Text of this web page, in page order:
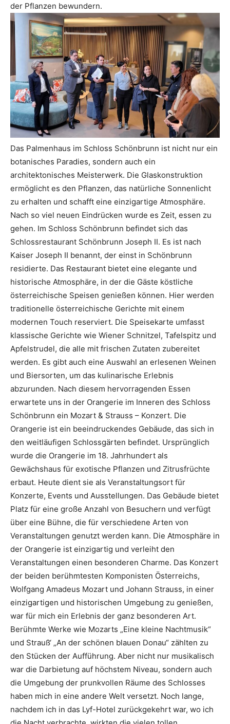
der Pflanzen bewundern.
Das Palmenhaus im Schloss Schönbrunn ist nicht nur ein
botanisches Paradies, sondern auch ein
architektonisches Meisterwerk. Die Glaskonstruktion
ermöglicht es den Pflanzen, das natürliche Sonnenlicht
zu erhalten und schafft eine einzigartige Atmosphäre.
Nach so viel neuen Eindrücken wurde es Zeit, essen zu
gehen. Im Schloss Schönbrunn befindet sich das
Schlossrestaurant Schönbrunn Joseph II. Es ist nach
Kaiser Joseph II benannt, der einst in Schönbrunn
residierte. Das Restaurant bietet eine elegante und
historische Atmosphäre, in der die Gäste köstliche
österreichische Speisen genießen können. Hier werden
traditionelle österreichische Gerichte mit einem
modernen Touch reserviert. Die Speisekarte umfasst
klassische Gerichte wie Wiener Schnitzel, Tafelspitz und
Apfelstrudel, die alle mit frischen Zutaten zubereitet
werden. Es gibt auch eine Auswahl an erlesenen Weinen
und Biersorten, um das kulinarische Erlebnis
abzurunden. Nach diesem hervorragenden Essen
erwartete uns in der Orangerie im Inneren des Schloss
Schönbrunn ein Mozart & Strauss – Konzert. Die
Orangerie ist ein beeindruckendes Gebäude, das sich in
den weitläufigen Schlossgärten befindet. Ursprünglich
wurde die Orangerie im 18. Jahrhundert als
Gewächshaus für exotische Pflanzen und Zitrusfrüchte
erbaut. Heute dient sie als Veranstaltungsort für
Konzerte, Events und Ausstellungen. Das Gebäude bietet
Platz für eine große Anzahl von Besuchern und verfügt
über eine Bühne, die für verschiedene Arten von
Veranstaltungen genutzt werden kann. Die Atmosphäre in
der Orangerie ist einzigartig und verleiht den
Veranstaltungen einen besonderen Charme. Das Konzert
der beiden berühmtesten Komponisten Österreichs,
Wolfgang Amadeus Mozart und Johann Strauss, in einer
einzigartigen und historischen Umgebung zu genießen,
war für mich ein Erlebnis der ganz besonderen Art.
Berühmte Werke wie Mozarts „Eine kleine Nachtmusik“
und Strauß‘ „An der schönen blauen Donau“ zählten zu
den Stücken der Aufführung. Aber nicht nur musikalisch
war die Darbietung auf höchstem Niveau, sondern auch
die Umgebung der prunkvollen Räume des Schlosses
haben mich in eine andere Welt versetzt. Noch lange,
nachdem ich in das Lyf-Hotel zurückgekehrt war, wo ich